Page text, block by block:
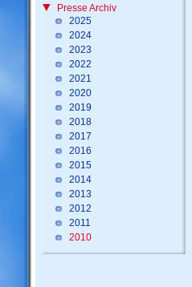
Presse Archiv
2025
2024
2023
2022
2021
2020
2019
2018
2017
2016
2015
2014
2013
2012
2011
2010